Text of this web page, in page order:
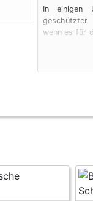
In einigen
geschützter
wenn es für
den
Einfuhren